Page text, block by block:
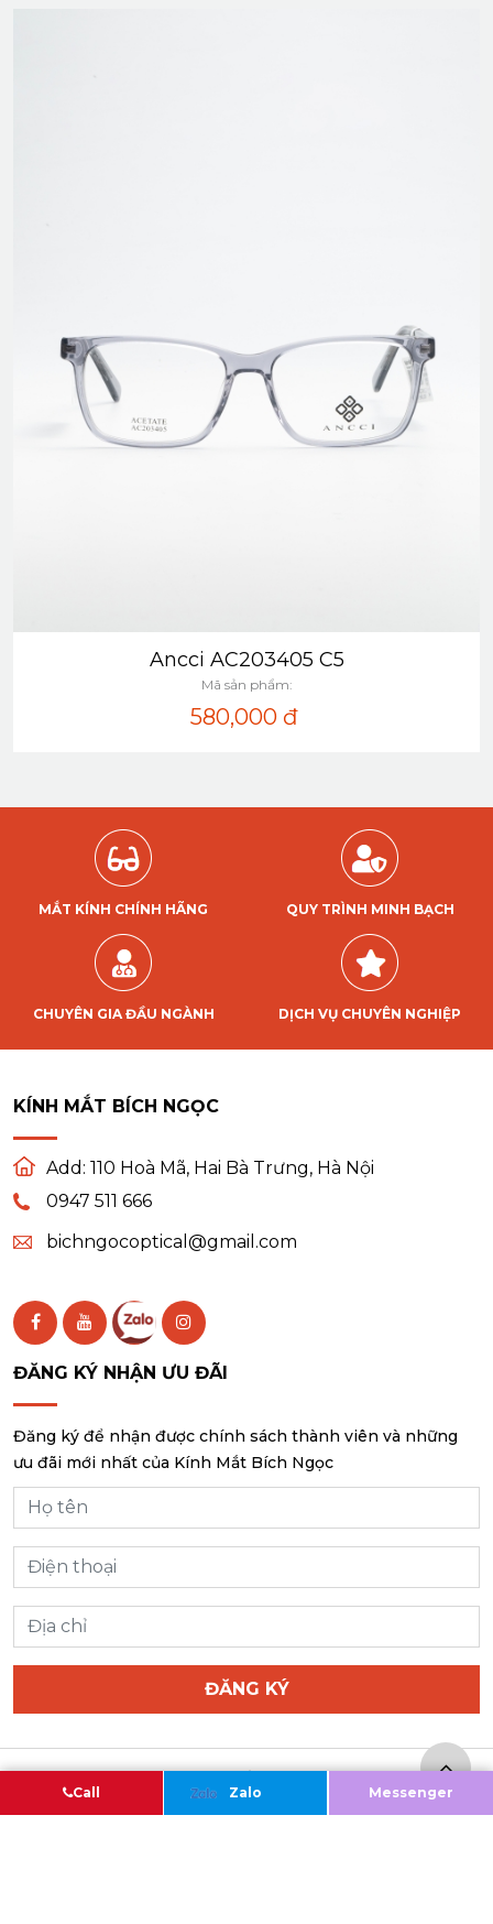
Xem nhanh
Ancci AC203405 C5
Mã sản phẩm:
580,000đ
MẮT KÍNH CHÍNH HÃNG QUY TRÌNH MINH BẠCH
CHUYÊN GIA ĐẦU NGÀNH DỊCH VỤ CHUYÊN NGHIỆP
KÍNH MẮT BÍCH NGỌC
Add: 110 Hoà Mã, Hai Bà Trưng, Hà Nội
0947 511 666
bichngocoptical@gmail.com
ĐĂNG KÝ NHẬN ƯU ĐÃI
Đăng ký để nhận được chính sách thành viên và những
ưu đãi mới nhất của Kính Mắt Bích Ngọc
ĐĂNG KÝ
Copyright@2020 – Bản quyền của Công ty TNHH KÍNH
MẮT BÍCH NGỌC
Call Zalo Messenger